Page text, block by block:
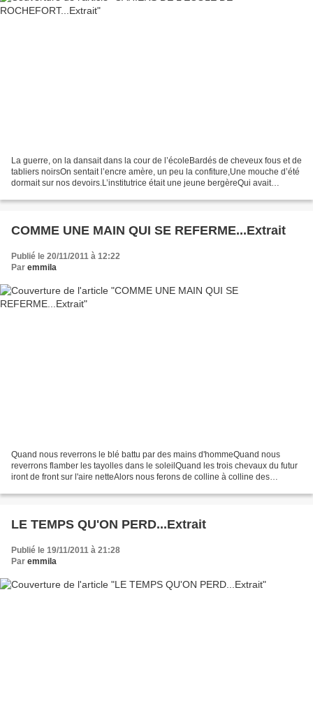
La guerre, on la dansait dans la cour de l’écoleBardés de cheveux fous et de
tabliers noirsOn sentait l’encre amère, un peu la confiture,Une mouche d’été
dormait sur nos devoirs.L’institutrice était une jeune bergèreQui avait
COMME UNE MAIN QUI SE REFERME...Extrait
Publié le 20/11/2011 à 12:22
Par emmila
Quand nous reverrons le blé battu par des mains d'hommeQuand nous
reverrons flamber les tayolles dans le soleilQuand les trois chevaux du futur
iront de front sur l'aire netteAlors nous ferons de colline à colline des
LE TEMPS QU'ON PERD...Extrait
Publié le 19/11/2011 à 21:28
Par emmila